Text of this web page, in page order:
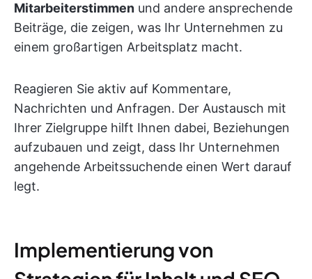
Mitarbeiterstimmen und andere ansprechende
Beiträge, die zeigen, was Ihr Unternehmen zu
einem großartigen Arbeitsplatz macht.
Reagieren Sie aktiv auf Kommentare,
Nachrichten und Anfragen. Der Austausch mit
Ihrer Zielgruppe hilft Ihnen dabei, Beziehungen
aufzubauen und zeigt, dass Ihr Unternehmen
angehende Arbeitssuchende einen Wert darauf
legt.
Implementierung von